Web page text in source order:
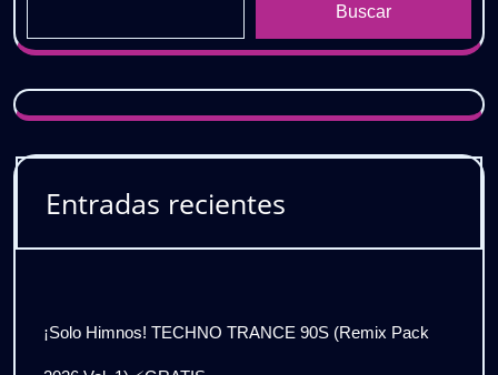
Buscar
Entradas recientes
¡Solo Himnos! TECHNO TRANCE 90S (Remix Pack